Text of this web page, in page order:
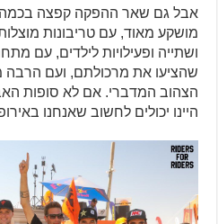
אבל גם שאר ההפקה קפצה
מושקע מאוד, עם טריבונות
ושתייה ופעילויות לילדים, עם
שהציעו את מרכולתם, ועם הרבה
הצהוב המדברי. אם לא סופות
היינו יכולים לחשוב שאנחנו